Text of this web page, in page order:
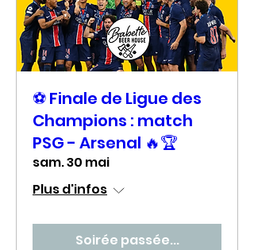
⚽ Finale de Ligue des
Champions : match
PSG - Arsenal 🔥🏆
sam. 30 mai
Plus d'infos
Soirée passée...